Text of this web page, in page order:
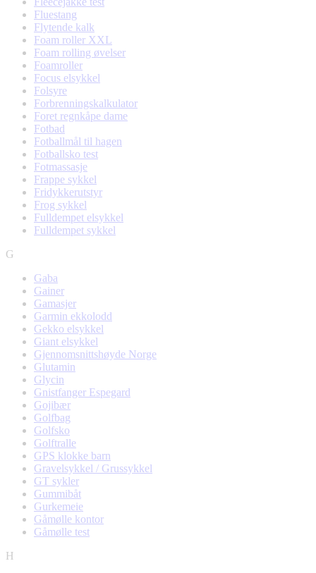
Fluestang
Flytende kalk
Foam roller XXL
Foam rolling øvelser
Foamroller
Focus elsykkel
Folsyre
Forbrenningskalkulator
Foret regnkåpe dame
Fotbad
Fotballmål til hagen
Fotballsko test
Fotmassasje
Frappe sykkel
Fridykkerutstyr
Frog sykkel
Fulldempet elsykkel
Fulldempet sykkel
G
Gaba
Gainer
Gamasjer
Garmin ekkolodd
Gekko elsykkel
Giant elsykkel
Gjennomsnittshøyde Norge
Glutamin
Glycin
Gnistfanger Espegard
Gojibær
Golfbag
Golfsko
Golftralle
GPS klokke barn
Gravelsykkel / Grussykkel
GT sykler
Gummibåt
Gurkemeie
Gåmølle kontor
Gåmølle test
H